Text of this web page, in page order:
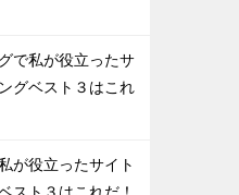
で私が役立ったサ
グベスト３はこれ
が役立ったサイト